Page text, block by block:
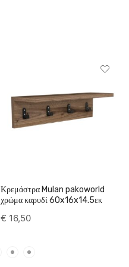
Κρεμάστρα Mulan pakoworld
χρώμα καρυδί 60x16x14.5εκ
€ 16,50